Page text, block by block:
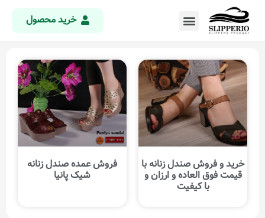
خرید محصول
خرید و فروش صندل زنانه با
قیمت فوق العاده و ارزان و
با کیفیت
فروش عمده صندل زنانه
شیک پانیا